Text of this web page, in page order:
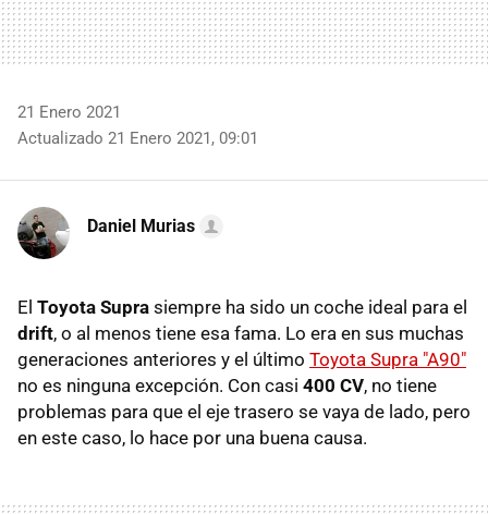
21 Enero 2021
Actualizado 21 Enero 2021, 09:01
Daniel Murias
El Toyota Supra siempre ha sido un coche ideal para el
drift, o al menos tiene esa fama. Lo era en sus muchas
generaciones anteriores y el último Toyota Supra "A90"
no es ninguna excepción. Con casi 400 CV, no tiene
problemas para que el eje trasero se vaya de lado, pero
en este caso, lo hace por una buena causa.